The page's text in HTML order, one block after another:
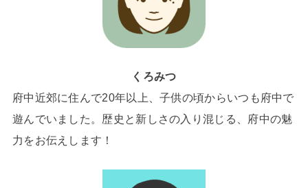
くろみつ
府中近郊に住んで20年以上、子供の頃からいつも府中で
遊んでいました。歴史と新しさの入り混じる、府中の魅
力をお伝えします！